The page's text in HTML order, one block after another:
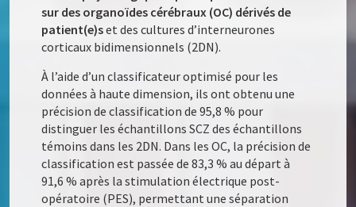
sur des organoïdes cérébraux (OC) dérivés de
patient(e)set des cultures d’interneurones
corticaux bidimensionnels (2DN).
À l’aide d’un classificateur optimisé pour les
données à haute dimension, ils ont obtenu une
précision de classification de 95,8 % pour
distinguer les échantillons SCZ des échantillons
témoins dans les 2DN. Dans les OC, la précision de
classification est passée de 83,3 % au départ à
91,6 % après la stimulation électrique post-
opératoire (PES), permettant une séparation